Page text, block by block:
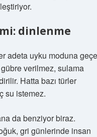
dinlenme
adeta uyku moduna
verilmez, sulama
Hatta bazı türler
su istemez.
da benziyor biraz.
gri günlerinde insan